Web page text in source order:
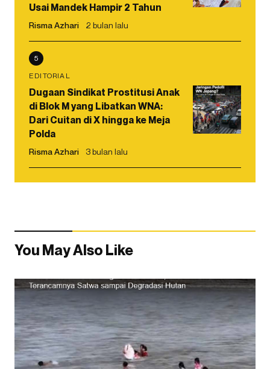
Usai Mandek Hampir 2 Tahun
Risma Azhari 2 bulan lalu
5
EDITORIAL
Dugaan Sindikat Prostitusi Anak
di Blok M yang Libatkan WNA:
Dari Cuitan di X hingga ke Meja
Polda
Risma Azhari 3 bulan lalu
You May Also Like